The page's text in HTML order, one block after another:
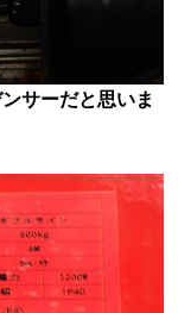
サーだと思いま